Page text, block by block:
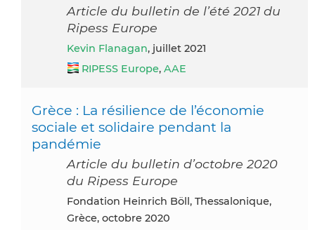
Article du bulletin de l’été 2021 du
Ripess Europe
Kevin Flanagan, juillet 2021
RIPESS Europe, AAE
Grèce : La résilience de l’économie
sociale et solidaire pendant la
pandémie
Article du bulletin d’octobre 2020
du Ripess Europe
Fondation Heinrich Böll, Thessalonique,
Grèce, octobre 2020